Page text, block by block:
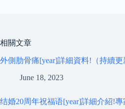
相關文章
外側肋骨痛[year]詳細資料!（持續更
June 18, 2023
结婚20周年祝福语[year]詳細介紹!